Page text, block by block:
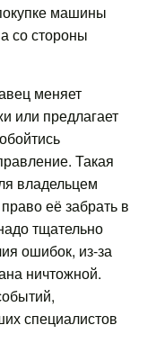
машины
со стороны
меняет
или предлагает
Такая
владельцем
её забрать в
тщательно
ошибок, из-за
ничтожной.
специалистов